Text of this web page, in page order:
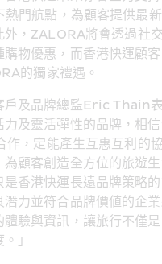
熱門航點，為顧客提供最
外，ZALORA將會透過社
購物優惠，而香港快運顧
的獨家禮遇。
戶及品牌總監Eric Thain
力及靈活彈性的品牌，相
作，定能產生互惠互利的
為顧客創造全方位的旅遊
是香港快運長遠品牌策略
潛力並符合品牌價値的企
體驗與資訊，讓旅行不僅
」